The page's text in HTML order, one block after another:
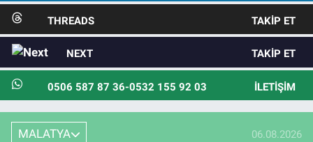
THREADS TAKIP ET
NEXT TAKIP ET
0506 587 87 36-0532 155 92 03 İLETIŞIM
MALATYA 06.08.2026